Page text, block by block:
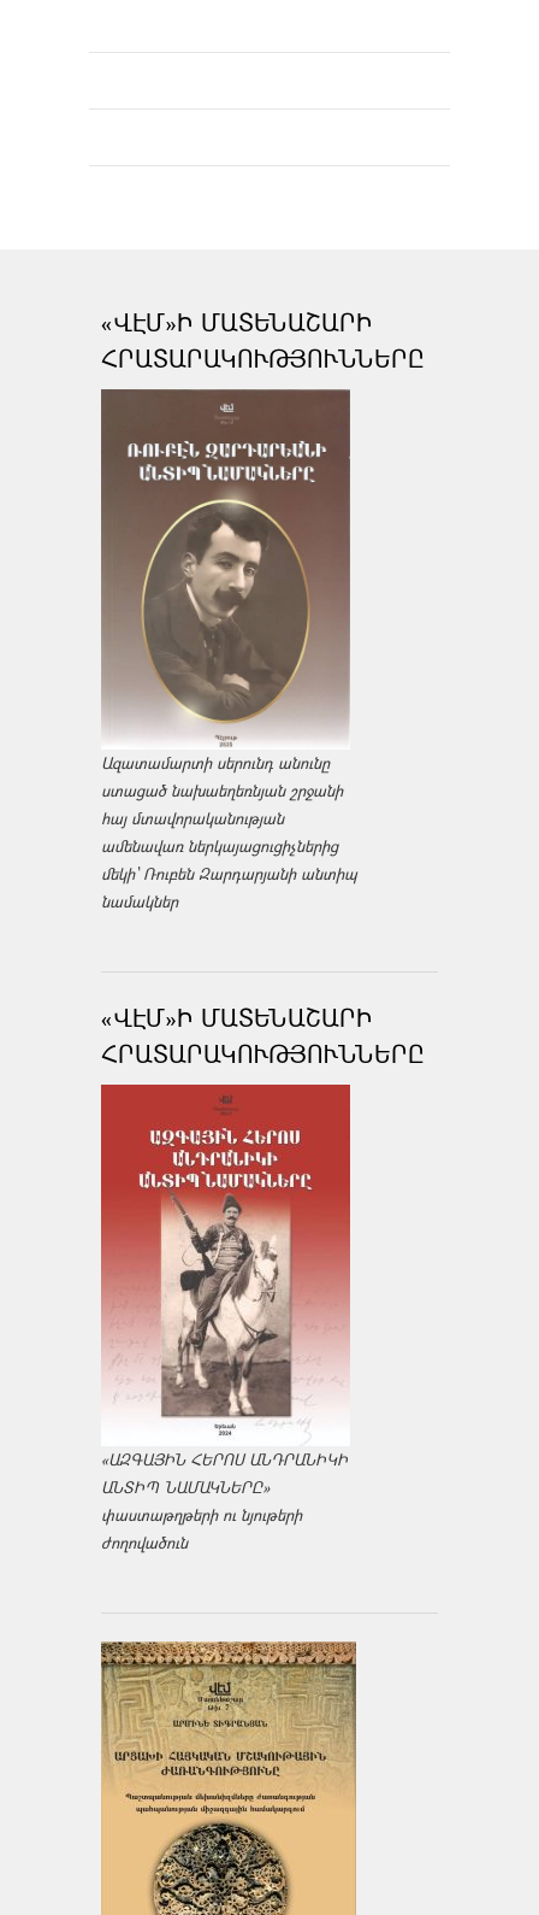
«ՎԷՄ»Ի ՄԱՏԵՆԱՇԱՐԻ
ՀՐԱՏԱՐԱԿՈՒԹՅՈՒՆՆԵՐԸ
Ազատամարտի սերունդ անունը
ստացած նախաեղեռնյան շրջանի
հայ մտավորականության
ամենավառ ներկայացուցիչներից
մեկի՝ Ռուբեն Զարդարյանի անտիպ
նամակներ
«ՎԷՄ»Ի ՄԱՏԵՆԱՇԱՐԻ
ՀՐԱՏԱՐԱԿՈՒԹՅՈՒՆՆԵՐԸ
«ԱԶԳԱՅԻՆ ՀԵՐՈՍ ԱՆԴՐԱՆԻԿԻ
ԱՆՏԻՊ ՆԱՄԱԿՆԵՐԸ»
փաստաթղթերի ու նյութերի
ժողովածուն